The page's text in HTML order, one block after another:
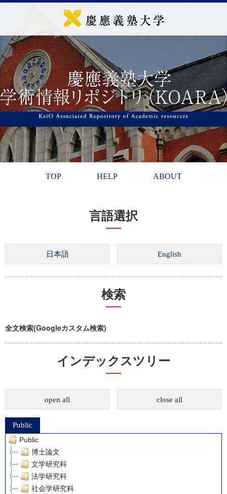
TOP HELP ABOUT
言語選択
検索
全文検索(Googleカスタム検索)
インデックスツリー
open all close all
Public
Public
博士論文
文学研究科
法学研究科
社会学研究科